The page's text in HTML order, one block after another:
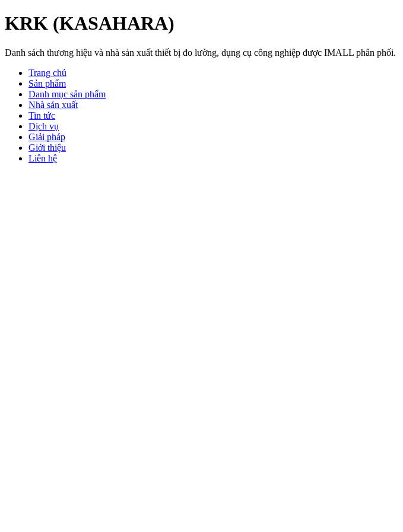
KRK (KASAHARA)
Danh sách thương hiệu và nhà sản xuất thiết bị đo lường, dụng cụ công nghiệp được IMALL phân phối.
Trang chủ
Sản phẩm
Danh mục sản phẩm
Nhà sản xuất
Tin tức
Dịch vụ
Giải pháp
Giới thiệu
Liên hệ